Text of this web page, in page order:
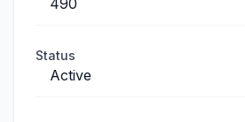
490
Status
Active